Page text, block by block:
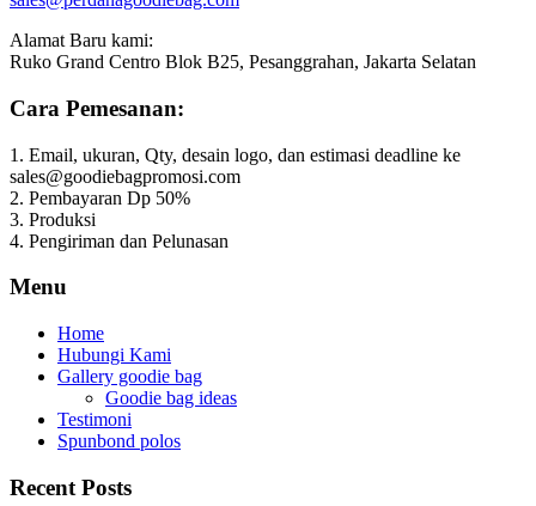
Alamat Baru kami:
Ruko Grand Centro Blok B25, Pesanggrahan, Jakarta Selatan
Cara Pemesanan:
1. Email, ukuran, Qty, desain logo, dan estimasi deadline ke
sales@goodiebagpromosi.com
2. Pembayaran Dp 50%
3. Produksi
4. Pengiriman dan Pelunasan
Menu
Home
Hubungi Kami
Gallery goodie bag
Goodie bag ideas
Testimoni
Spunbond polos
Recent Posts